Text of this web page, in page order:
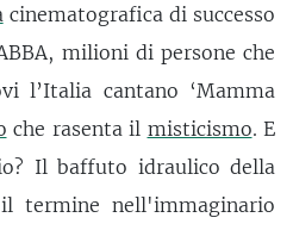
cinematografica di successo
milioni di persone che
l’Italia cantano ‘Mamma
che rasenta il misticismo. E
Il baffuto idraulico della
termine nell'immaginario